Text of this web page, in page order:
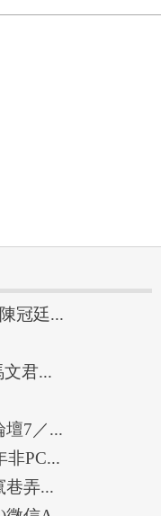
冠廷...
君...
壇7／...
PC...
弄...